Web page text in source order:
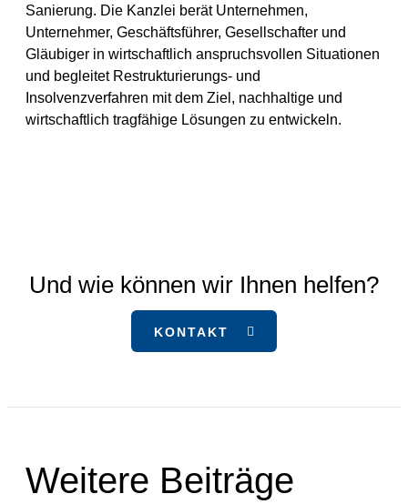
Sanierung. Die Kanzlei berät Unternehmen,
Unternehmer, Geschäftsführer, Gesellschafter und
Gläubiger in wirtschaftlich anspruchsvollen Situationen
und begleitet Restrukturierungs- und
Insolvenzverfahren mit dem Ziel, nachhaltige und
wirtschaftlich tragfähige Lösungen zu entwickeln.
Und wie können wir Ihnen helfen?
KONTAKT
Weitere Beiträge